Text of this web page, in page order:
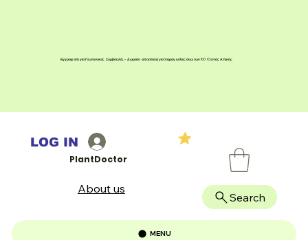
Εγγραφείτε για Γεωπονικές Συμβουλές - Δωρεάν αποστολή για παραγγελίες άνω των 100 € εντός Αττικής
PlantDoctor
Search
MENU
LOG IN
About us